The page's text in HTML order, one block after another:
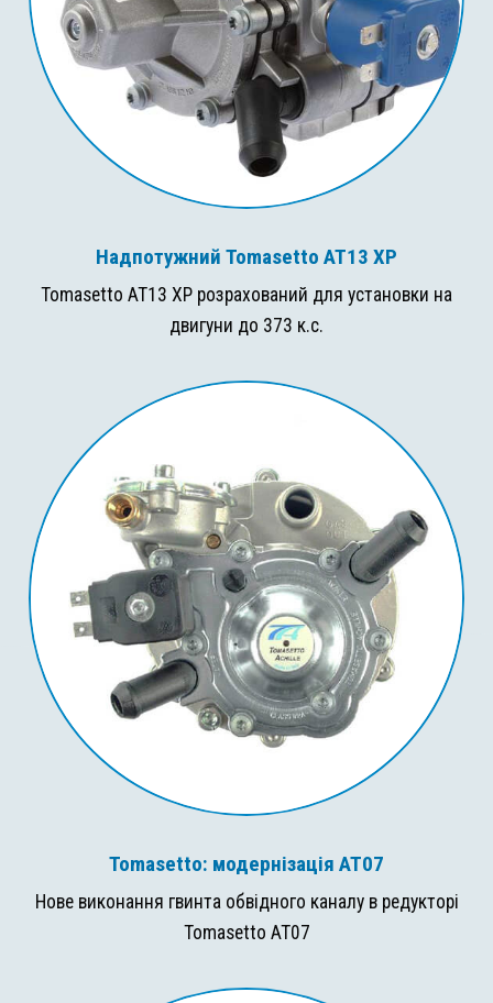
Надпотужний Tomasetto AT13 XP
Tomasetto AT13 XP розрахований для установки на
двигуни до 373 к.с.
Tomasetto: модернізація AT07
Нове виконання гвинта обвідного каналу в редукторі
Tomasetto AT07